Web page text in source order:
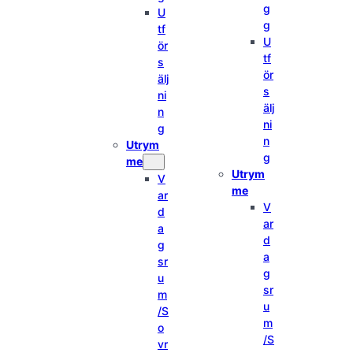
U
tf
ör
s
älj
ni
n
g
Utrym
me
V
ar
d
a
g
sr
u
m
/S
o
vr
g
g
U
tf
ör
s
älj
ni
n
g
Utrym
me
V
ar
d
a
g
sr
u
m
/S